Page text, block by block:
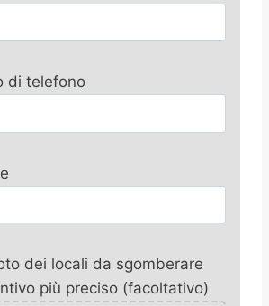
di telefono
dei locali da sgomberare
più preciso (facoltativo)